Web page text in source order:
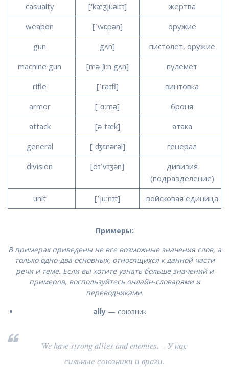
casualty
[‘kæʒjuəltɪ]
жертва
weapon
[ˈwɛpən]
оружие
gun
gʌn]
пистолет, оружие
machine gun
[məˈʃiːn gʌn]
пулемет
rifle
[ˈraɪfl]
винтовка
armor
[ˈɑːmə]
броня
attack
[əˈtæk]
атака
general
[ˈʤɛnərəl]
генерал
division
[dɪˈvɪʒən]
дивизия
(подразделение)
unit
[ˈjuːnɪt] войсковая единица
Примеры:
В примерах приведены не все возможные значения слов, а
только одно-два основных, относящихся к данной части
речи и теме. Если вы хотите узнать больше значений и
примеров, воспользуйтесь онлайн-словарями и
переводчиками.
ally — союзник
We have strong allies and enemies. – У нас
сильные союзники и враги.